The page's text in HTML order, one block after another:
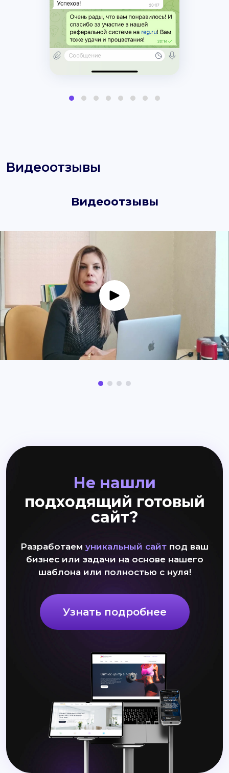
Видеоотзывы
Видеоотзывы
Не нашли
подходящий готовый
сайт?
Разработаем уникальный сайт под ваш
бизнес или задачи на основе нашего
шаблона или полностью с нуля!
Узнать подробнее